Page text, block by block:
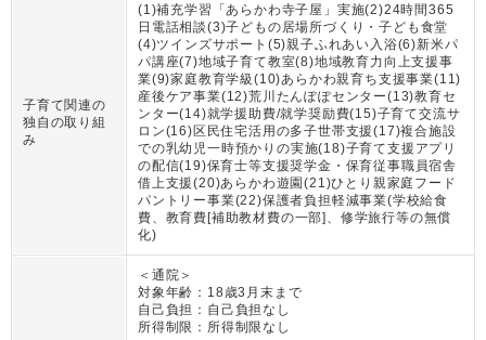
子育て関連の
独自の取り組
み
(1)補充学習「あらかわ寺子屋」実施(2)24時間365
日電話相談(3)子どもの居場所づくり・子ども食堂
(4)ツインズサポート(5)親子ふれあい入浴(6)新米パ
パ講座(7)地域子育て教室(8)地域教育力向上支援事
業(9)家庭教育学級(10)あらかわ親育ち支援事業(11)
産後ケア事業(12)荒川たんぽぽセンター(13)教育セ
ンター(14)就学援助費/就学奨励費(15)子育て交流サ
ロン(16)区民住宅活用の多子世帯支援(17)複合施設
での乳幼児一時預かりの実施(18)子育て支援アプリ
の配信(19)保育士等支援奨学金・保育従事職員宿舎
借上支援(20)あらかわ遊園(21)ひとり親家庭フード
パントリー事業(22)保護者負担軽減事業(学校給食
費、教育費[補助教材費の一部]、修学旅行等の無償
化)
＜通院＞
対象年齢： 18歳3月末まで
自己負担： 自己負担なし
所得制限： 所得制限なし